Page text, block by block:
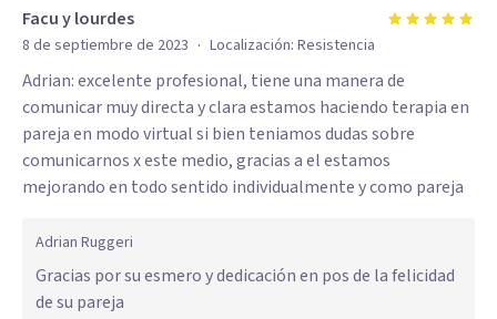
Facu y lourdes
8 de septiembre de 2023 · Localización: Resistencia
Adrian: excelente profesional, tiene una manera de
comunicar muy directa y clara estamos haciendo terapia en
pareja en modo virtual si bien teniamos dudas sobre
comunicarnos x este medio, gracias a el estamos
mejorando en todo sentido individualmente y como pareja
Adrian Ruggeri
Gracias por su esmero y dedicación en pos de la felicidad
de su pareja